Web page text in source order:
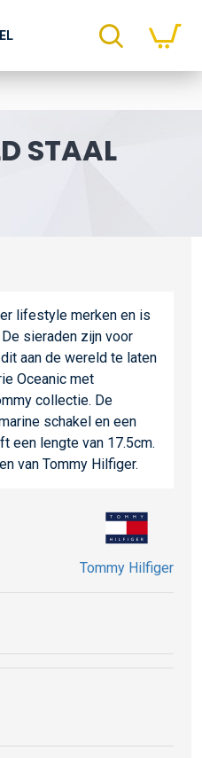
STAAL
lifestyle merken en is
sieraden zijn voor
aan de wereld te laten
Oceanic met
collectie. De
schakel en een
een lengte van 17.5cm.
van Tommy Hilfiger.
Tommy Hilfiger